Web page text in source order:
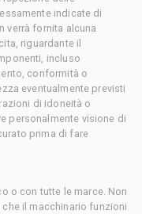
indicate di
verrà fornita alcuna
riguardante il
incluso
conformità o
eventualmente previsti
di idoneità o
personalmente visione di
prima di fare
o con tutte le marce. Non
il macchinario funzioni